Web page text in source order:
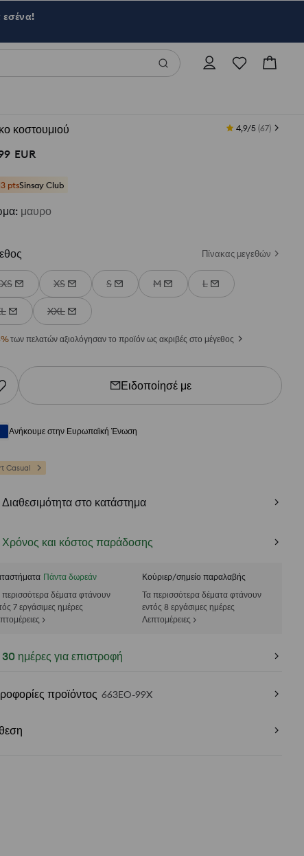
κοστουμιού 4,9/5 (67)
EUR
ptsSinsay Club
: μαυρο
Πίνακας μεγεθών
XS S M L
XXL
%των πελατών αξιολόγησαν το προϊόν ως ακριβές στο μέγεθος
Ειδοποίησέ με
Ανήκουμε στην Ευρωπαϊκή Ένωση
Casual
Διαθεσιμότητα στο κατάστημα
Χρόνος και κόστος παράδοσης
Πάντα δωρεάν
περισσότερα δέματα φτάνουν
7 εργάσιμες ημέρες
>
Κούριερ/σημείο παραλαβής
Τα περισσότερα δέματα φτάνουν
εντός 8 εργάσιμες ημέρες
Λεπτομέρειες >
30 ημέρες για επιστροφή
προϊόντος 663EO-99X